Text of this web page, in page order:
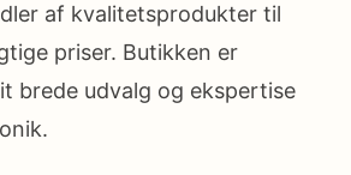
af kvalitetsprodukter til
priser. Butikken er
brede udvalg og ekspertise